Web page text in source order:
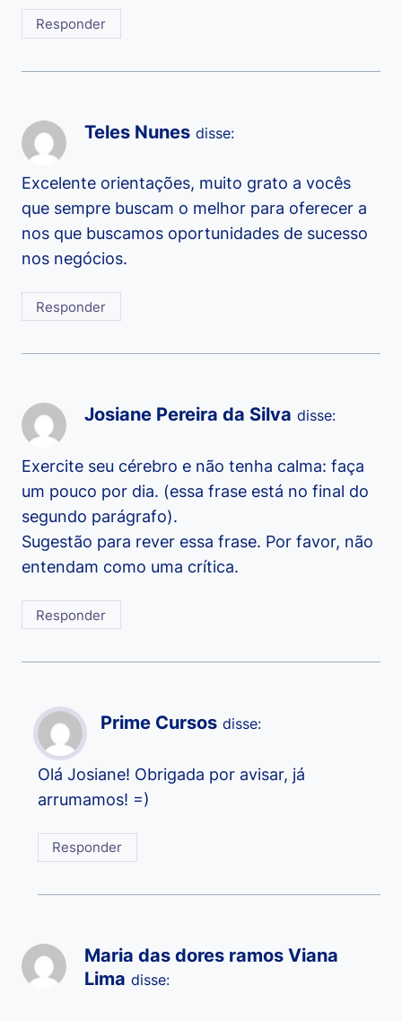
Responder
Teles Nunes disse:
Excelente orientações, muito grato a vocês
que sempre buscam o melhor para oferecer a
nos que buscamos oportunidades de sucesso
nos negócios.
Responder
Josiane Pereira da Silva disse:
Exercite seu cérebro e não tenha calma: faça
um pouco por dia. (essa frase está no final do
segundo parágrafo).
Sugestão para rever essa frase. Por favor, não
entendam como uma crítica.
Responder
Prime Cursos disse:
Olá Josiane! Obrigada por avisar, já
arrumamos! =)
Responder
Maria das dores ramos Viana
Lima disse: